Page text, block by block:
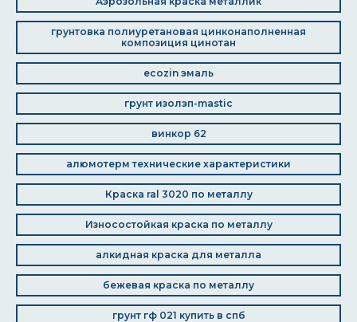
грунтовка полиуретановая цинконаполненная
композиция цинотан
ecozin эмаль
грунт изолэп-mastic
винкор 62
алюмотерм технические характеристики
Краска ral 3020 по металлу
Износостойкая краска по металлу
алкидная краска для металла
бежевая краска по металлу
грунт гф 021 купить в спб